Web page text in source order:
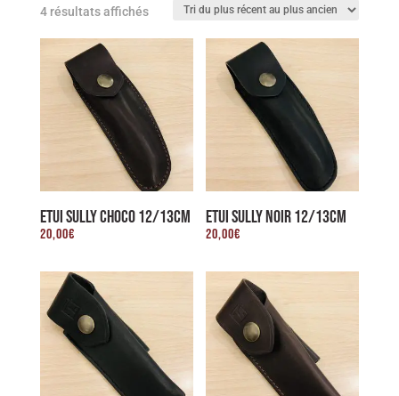
4 résultats affichésTrié
du
au
plus
ancien
ETUI SULLY CHOCO 12/13CM
20,00€
ETUI SULLY NOIR 12/13CM
20,00€